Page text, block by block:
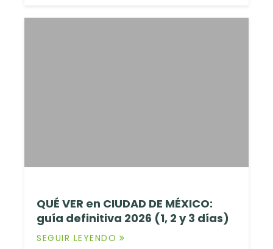
QUÉ VER en CIUDAD DE MÉXICO:
guía definitiva 2026 (1, 2 y 3 días)
SEGUIR LEYENDO